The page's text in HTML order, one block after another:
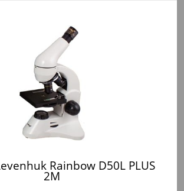
Rainbow D50L PLUS
2M